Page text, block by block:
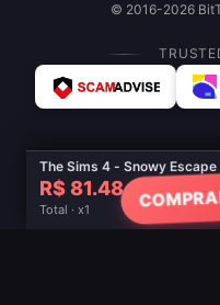
The Sims 4 - Snowy Escape
R$ 81.48
Total · x1
© 2016-2026